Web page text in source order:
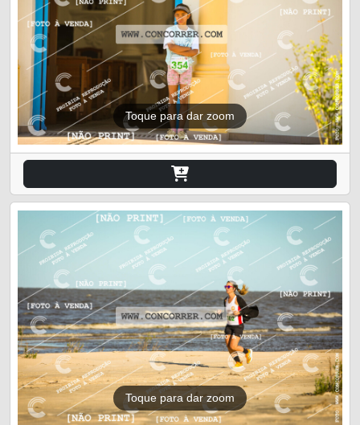
Toque para dar zoom
Toque para dar zoom